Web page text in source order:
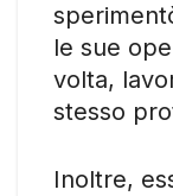
le sue
volta,
stesso
Inoltre,